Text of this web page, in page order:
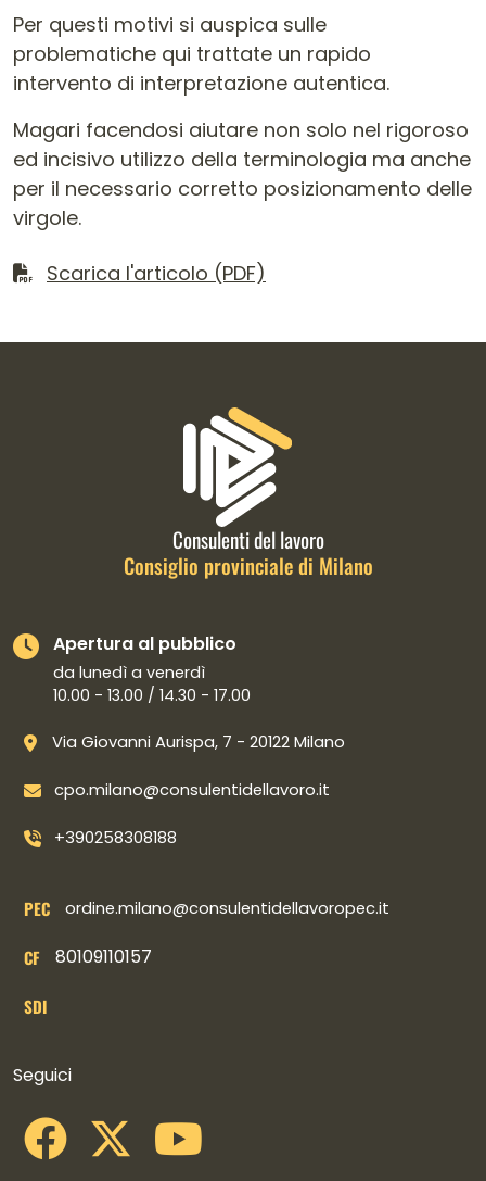
Per questi motivi si auspica sulle
problematiche qui trattate un rapido
intervento di interpretazione autentica.
Magari facendosi aiutare non solo nel rigoroso
ed incisivo utilizzo della terminologia ma anche
per il necessario corretto posizionamento delle
virgole.
Scarica il file
Scarica l'articolo (PDF)
Informazioni di contatto e link
Consulenti del lavoro
Consiglio provinciale di Milano
Apertura al pubblico
da lunedì a venerdì
10.00 - 13.00 / 14.30 - 17.00
Via Giovanni Aurispa, 7 - 20122 Milano
cpo.milano@consulentidellavoro.it
+390258308188
PEC ordine.milano@consulentidellavoropec.it
CF 80109110157
SDI
Seguici